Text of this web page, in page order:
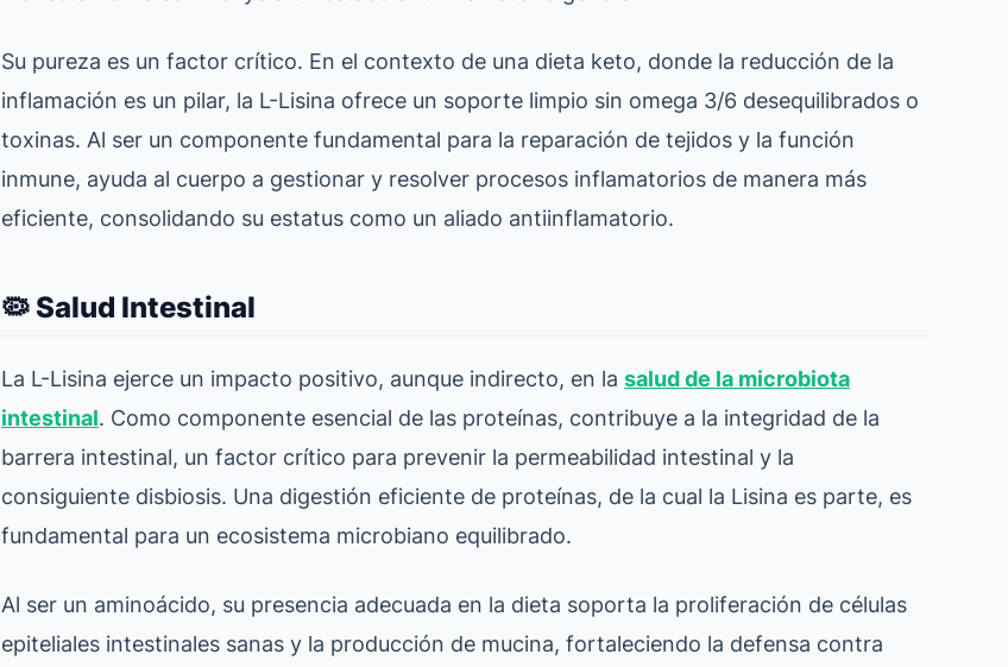
Su pureza es un factor crítico. En el contexto de una dieta keto, donde la reducción de la
inflamación es un pilar, la L-Lisina ofrece un soporte limpio sin omega 3/6 desequilibrados o
toxinas. Al ser un componente fundamental para la reparación de tejidos y la función
inmune, ayuda al cuerpo a gestionar y resolver procesos inflamatorios de manera más
eficiente, consolidando su estatus como un aliado antiinflamatorio.
🦠 Salud Intestinal
La L-Lisina ejerce un impacto positivo, aunque indirecto, en lasalud de la microbiota
intestinal. Como componente esencial de las proteínas, contribuye a la integridad de la
barrera intestinal, un factor crítico para prevenir la permeabilidad intestinal y la
consiguiente disbiosis. Una digestión eficiente de proteínas, de la cual la Lisina es parte, es
fundamental para un ecosistema microbiano equilibrado.
Al ser un aminoácido, su presencia adecuada en la dieta soporta la proliferación de células
epiteliales intestinales sanas y la producción de mucina, fortaleciendo la defensa contra